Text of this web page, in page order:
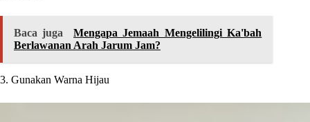
Baca juga
Mengapa Jemaah Mengelilingi Ka'bah
Berlawanan Arah Jarum Jam?
3. Gunakan Warna Hijau